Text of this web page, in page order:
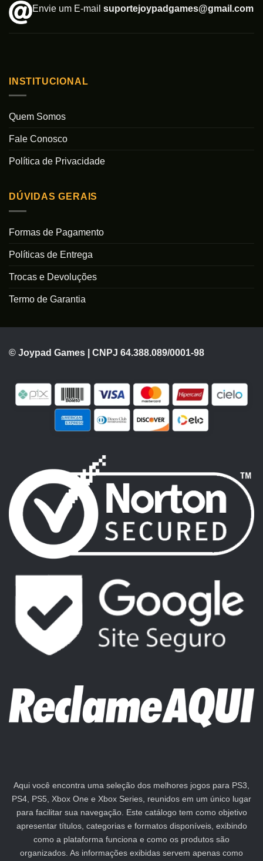
Envie um E-mail suportejoypadgames@gmail.com
INSTITUCIONAL
Quem Somos
Fale Conosco
Política de Privacidade
DÚVIDAS GERAIS
Formas de Pagamento
Políticas de Entrega
Trocas e Devoluções
Termo de Garantia
© Joypad Games | CNPJ 64.388.089/0001-98
Aqui você encontra uma seleção dos melhores jogos para PS3,
PS4, PS5, Xbox One e Xbox Series, reunidos em um único lugar
para facilitar sua navegação. Este catálogo tem como objetivo
apresentar títulos, categorias e formatos disponíveis, exibindo
como a plataforma funciona e como os produtos são
organizados. As informações exibidas servem apenas como